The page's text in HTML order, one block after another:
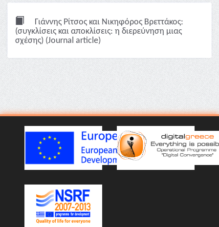
Γιάννης Ρίτσος και Νικηφόρος Βρεττάκος:
(συγκλίσεις και αποκλίσεις: η διερεύνηση μιας
σχέσης) (Journal article)